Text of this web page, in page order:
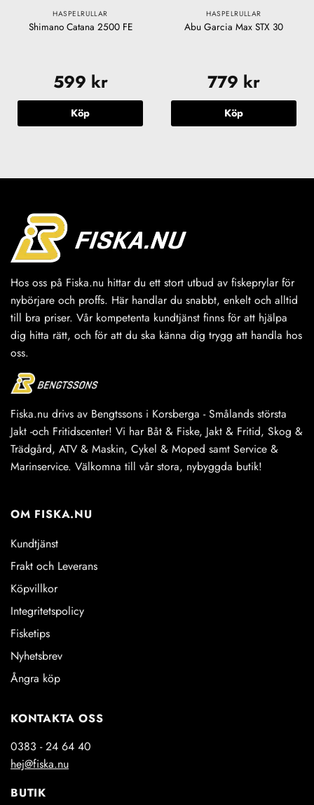
HASPELRULLAR
Shimano Catana 2500 FE
599 kr
Köp
HASPELRULLAR
Abu Garcia Max STX 30
779 kr
Köp
Hos oss på Fiska.nu hittar du ett stort utbud av fiskeprylar för
nybörjare och proffs. Här handlar du snabbt, enkelt och alltid
till bra priser. Vår kompetenta kundtjänst finns för att hjälpa
dig hitta rätt, och för att du ska känna dig trygg att handla hos
oss.
Fiska.nu drivs av Bengtssons i Korsberga - Smålands största
Jakt -och Fritidscenter! Vi har Båt & Fiske, Jakt & Fritid, Skog &
Trädgård, ATV & Maskin, Cykel & Moped samt Service &
Marinservice. Välkomna till vår stora, nybyggda butik!
OM FISKA.NU
Kundtjänst
Frakt och Leverans
Köpvillkor
Integritetspolicy
Fisketips
Nyhetsbrev
Ångra köp
KONTAKTA OSS
0383 - 24 64 40
hej@fiska.nu
BUTIK